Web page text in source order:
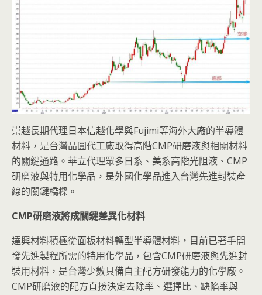
崇越長期代理日本信越化學與Fujimi等海外大廠的半導體
材料，是台灣晶圓代工廠取得高階CMP研磨液與相關材料
的關鍵通路。華立代理眾多日系、美系高階光阻液、CMP
研磨液與特用化學品，是外國化學品進入台灣先進封裝產
線的關鍵橋樑。
CMP研磨液將成關鍵差異化材料
達興材料積極從面板材料轉型半導體材料，目前已著手開
發先進製程所需的特用化學品，包含CMP研磨液與先進封
裝用材料，是台灣少數具備自主配方研發能力的化學廠。
CMP研磨液的配方直接決定去除率、選擇比、缺陷率與